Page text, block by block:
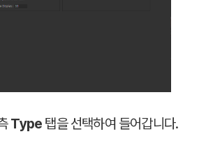
Type 탭을 선택하여 들어갑니다.